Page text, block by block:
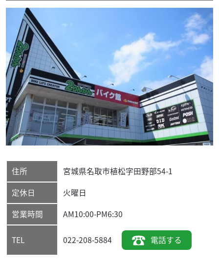
住所 宮城県名取市植松字田野部54-1
定休日
火曜日
営業時間
AM10:00-PM6:30
TEL 022-208-5884 電話する